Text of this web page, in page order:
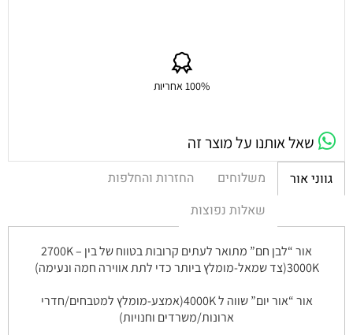
100% אחריות
שאל אותנו על מוצר זה
גווני אור משלוחים
החזרות והחלפות
שאלות נפוצות
אור “לבן חם” מתואר לעתים קרובות בטווח של בין 2700K –
3000K(צד שמאל-מומלץ ביותר כדי לתת אווירה חמה ונעימה)
אור “אור יום” שווה ל 4000K(אמצע-מומלץ למטבחים/חדרי
ארונות/משרדים וחנויות)